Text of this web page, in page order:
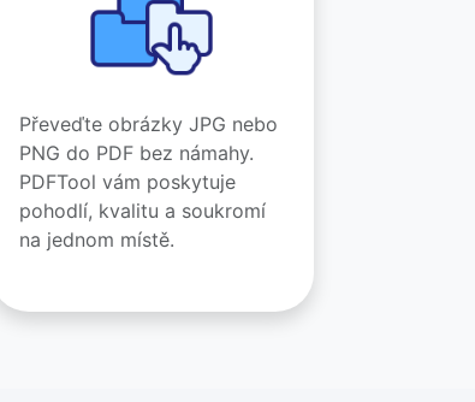
Převeďte obrázky JPG nebo
PNG do PDF bez námahy.
PDFTool vám poskytuje
pohodlí, kvalitu a soukromí
na jednom místě.